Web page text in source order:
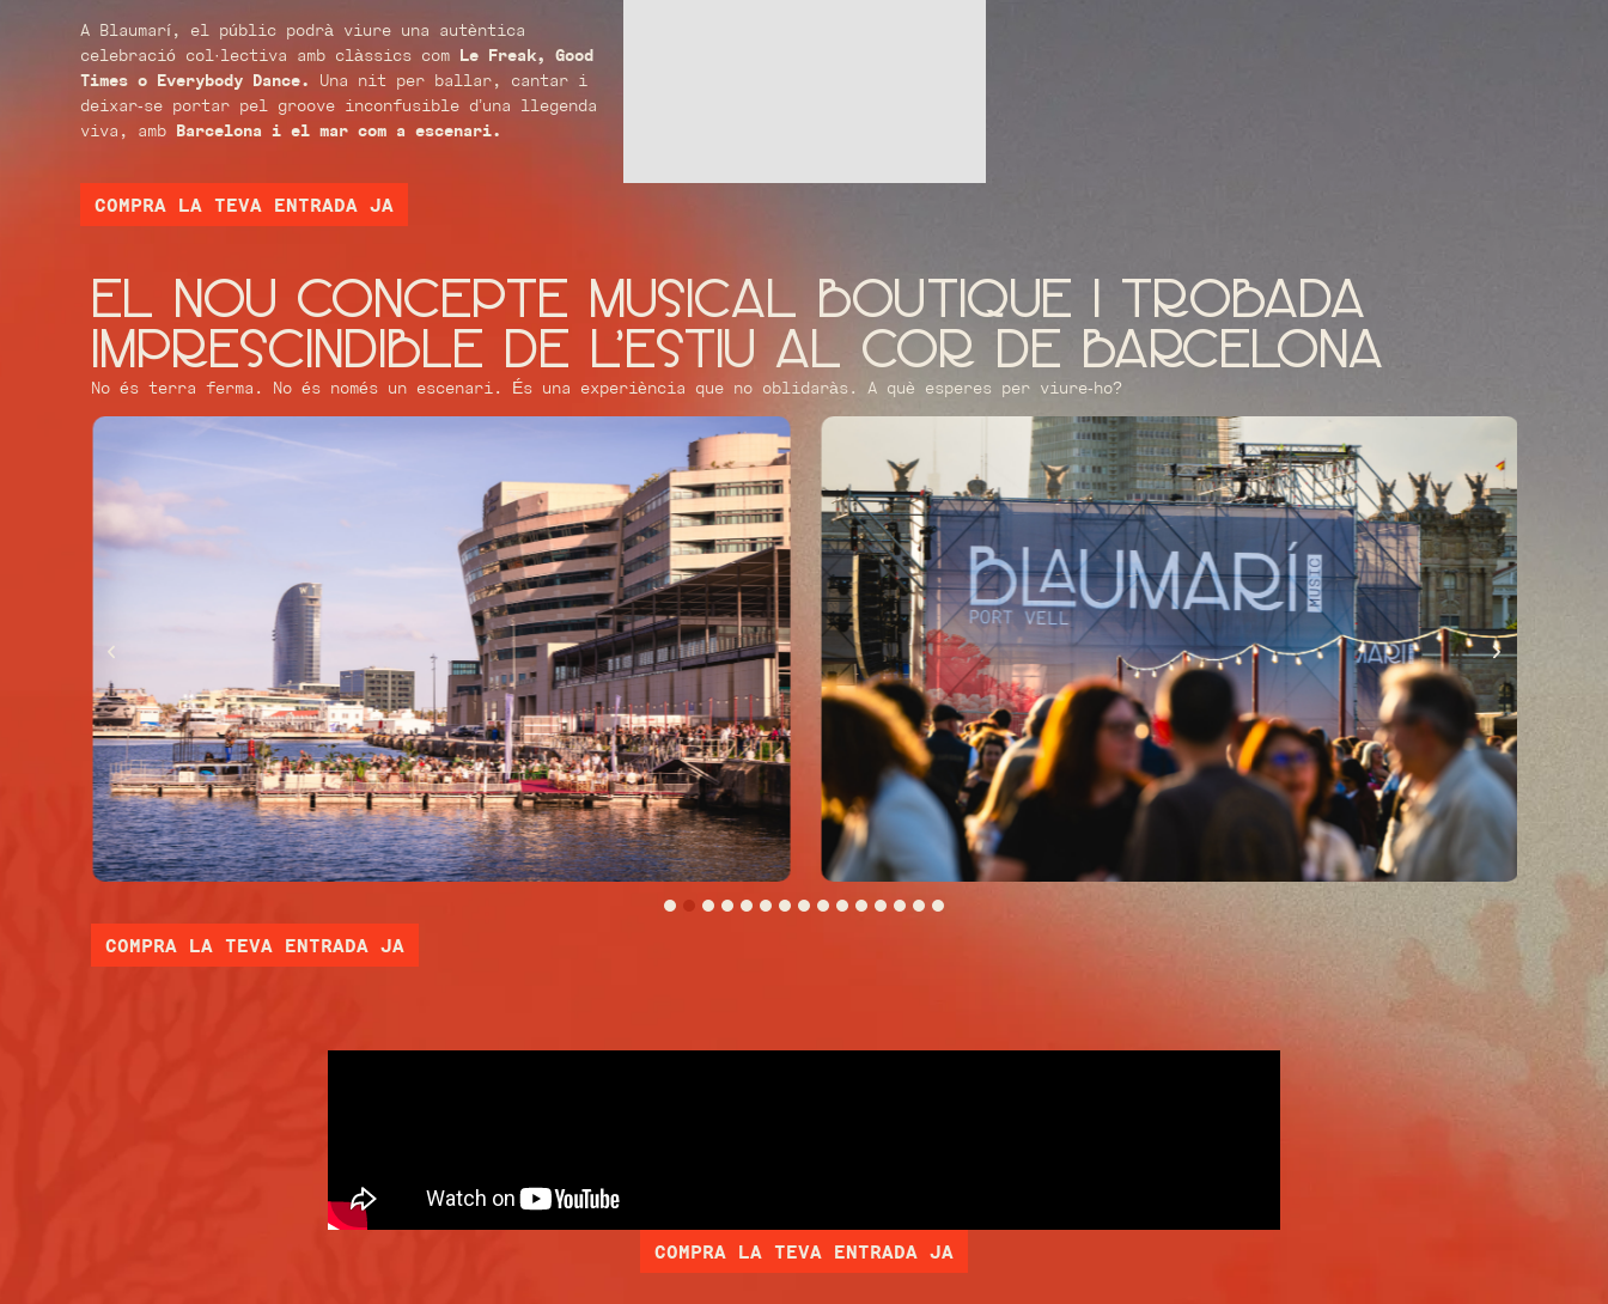
A Blaumarí, el públic podrà viure una autèntica
celebració col·lectiva amb clàssics com Le Freak, Good
Times o Everybody Dance. Una nit per ballar, cantar i
deixar-se portar pel groove inconfusible d’una llegenda
viva, amb Barcelona i el mar com a escenari.
COMPRA LA TEVA ENTRADA JA
El nou concepte musical boutique i trobada
imprescindible de l'estiu al cor de barcelona
No és terra ferma. No és només un escenari. És una experiència que no oblidaràs. A què esperes per viure-ho?
COMPRA LA TEVA ENTRADA JA
COMPRA LA TEVA ENTRADA JA